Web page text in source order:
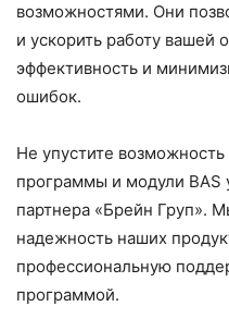
возможностями. Они
и ускорить работу вашей
эффективность и
ошибок.
Не упустите
программы и модули BAS
партнера «Брейн Груп».
надежность наших
профессиональную
программой.